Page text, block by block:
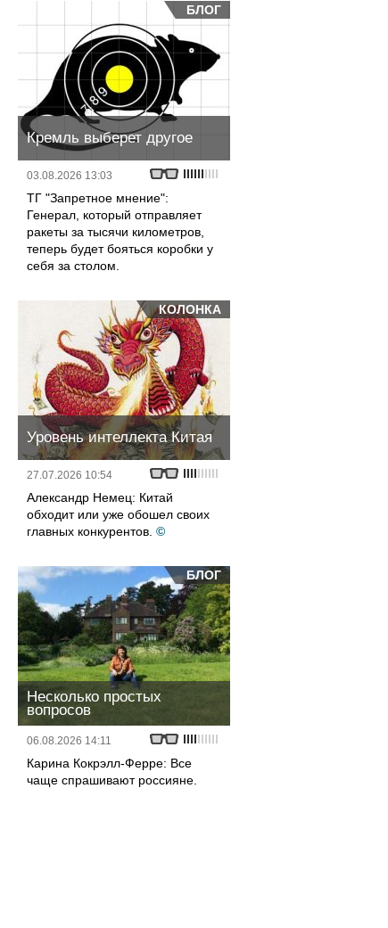
БЛОГ
Кремль выберет другое
03.08.2026 13:03
ТГ "Запретное мнение":
Генерал, который отправляет
ракеты за тысячи километров,
теперь будет бояться коробки у
себя за столом.
КОЛОНКА
Уровень интеллекта Китая
27.07.2026 10:54
Александр Немец: Китай
обходит или уже обошел своих
главных конкурентов. ©
БЛОГ
Несколько простых
вопросов
06.08.2026 14:11
Карина Кокрэлл-Ферре: Все
чаще спрашивают россияне.